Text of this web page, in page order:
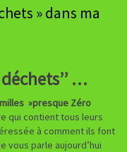
» dans ma
…
»presque Zéro
qui contient tous leurs
à comment ils font
vous parle aujourd’hui